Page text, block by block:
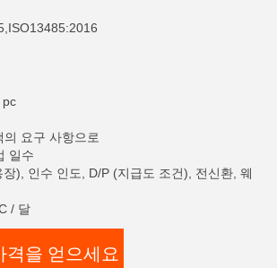
pc
요구 사항으로
일수
), 인수 인도, D/P (지급도 조건), 전신환, 웨
/ 달
격을 얻으세요